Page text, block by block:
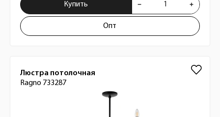
Купить
Опт
Люстра потолочная
Ragno 733287